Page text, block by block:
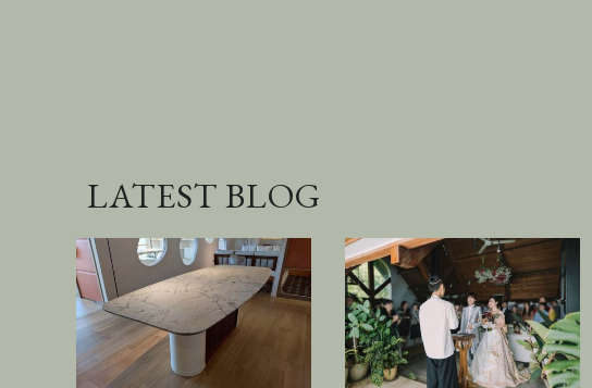
LATEST BLOG